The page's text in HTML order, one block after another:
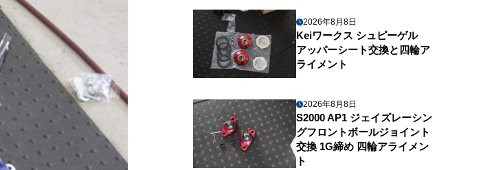
2026年8月8日
Keiワークス シュピーゲル
アッパーシート交換と四輪ア
ライメント
2026年8月8日
S2000 AP1 ジェイズレーシン
グフロントボールジョイント
交換 1G締め 四輪アライメン
ト